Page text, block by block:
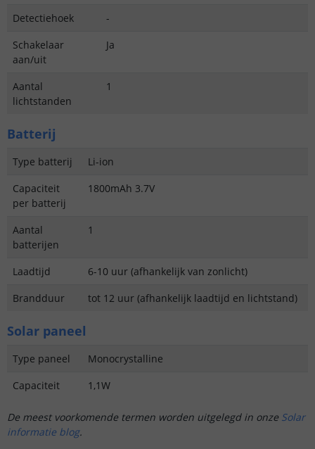
Detectiehoek
-
Schakelaar
aan/uit
Ja
Aantal
lichtstanden
1
Batterij
Type batterij
Li-ion
Capaciteit
per batterij
1800mAh 3.7V
Aantal
batterijen
1
Laadtijd
6-10 uur (afhankelijk van zonlicht)
Brandduur
tot 12 uur (afhankelijk laadtijd en lichtstand)
Solar paneel
Type paneel
Monocrystalline
Capaciteit
1,1W
De meest voorkomende termen worden uitgelegd in onze Solar
informatie blog.